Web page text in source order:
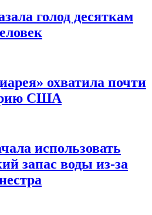
голод десяткам
охватила почти
США
использовать
запас воды из-за